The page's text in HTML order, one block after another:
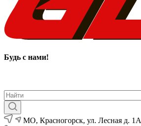
Будь с нами!
МО, Красногорск, ул. Лесная д. 1А